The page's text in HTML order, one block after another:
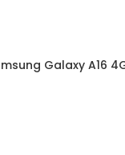
Galaxy A16